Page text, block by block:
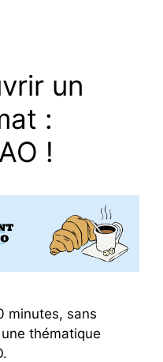
un
:
!
minutes, sans
thématique